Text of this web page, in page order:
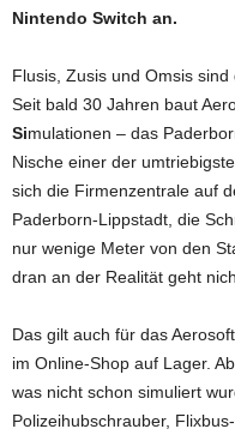
Nintendo Switch an.
Flusis, Zusis und Omsis
Seit bald 30 Jahren baut
Simulationen – das
Nische einer der
sich die Firmenzentrale auf
Paderborn-Lippstadt, die
nur wenige Meter von den
dran an der Realität geht
Das gilt auch für das
im Online-Shop auf Lager.
was nicht schon simuliert
Polizeihubschrauber,